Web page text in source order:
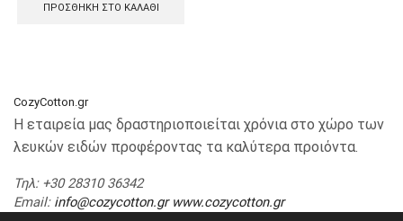
ΠΡΟΣΘΉΚΗ ΣΤΟ ΚΑΛΆΘΙ
CozyCotton.gr
Η εταιρεία μας δραστηριοποιείται χρόνια στο χώρο των
λευκών ειδών προφέροντας τα καλύτερα προιόντα.
Τηλ: +30 28310 36342
Email: info@cozycotton.gr www.cozycotton.gr